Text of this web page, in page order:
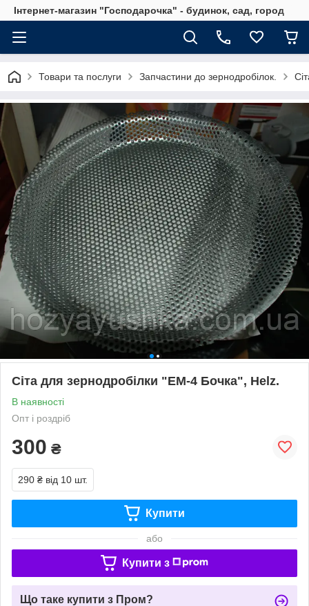
Інтернет-магазин "Господарочка" - будинок, сад, город
Товари та послуги Запчастини до зернодробілок.
Сіта для зернодробілки "ЕМ-4 Бочка", Нelz.
В наявності
Опт і роздріб
300 ₴
290 ₴ від 10 шт.
Купити
або
Купити з
Що таке купити з Пром?